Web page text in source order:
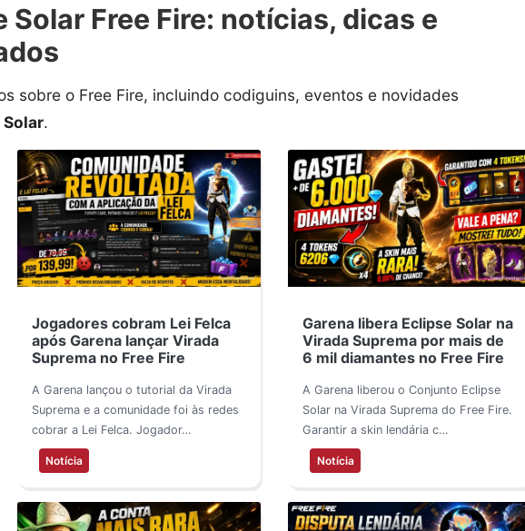
Solar Free Fire: notícias, dicas e
sobre o Free Fire, incluindo codiguins, eventos e novidades
.
Jogadores cobram Lei Felca
após Garena lançar Virada
Suprema no Free Fire
A Garena lançou o tutorial da Virada
Suprema e a comunidade foi às redes
cobrar a Lei Felca. Jogador…
Notícia
Garena libera Eclipse Solar na
Virada Suprema por mais de
6 mil diamantes no Free Fire
A Garena liberou o Conjunto Eclipse
Solar na Virada Suprema do Free Fire.
Garantir a skin lendária c…
Notícia